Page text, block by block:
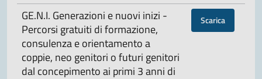
GE.N.I. Generazioni e nuovi inizi -
Percorsi gratuiti di formazione,
consulenza e orientamento a
coppie, neo genitori o futuri genitori
dal concepimento ai primi 3 anni di
Scarica